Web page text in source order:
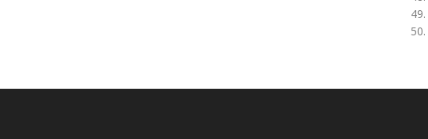
49.
50.